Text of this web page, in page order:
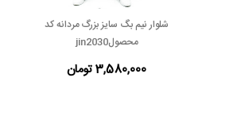
شلوار نیم بگ سایز بزرگ مردانه کد
محصولjin2030
3,580,000 تومان